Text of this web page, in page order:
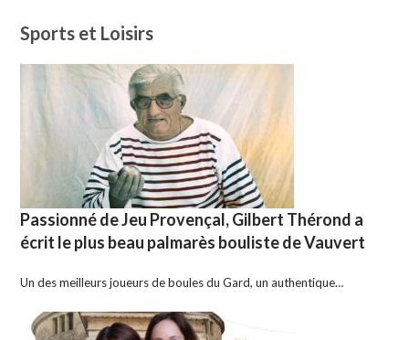
Sports et Loisirs
Passionné de Jeu Provençal, Gilbert Thérond a
écrit le plus beau palmarès bouliste de Vauvert
Un des meilleurs joueurs de boules du Gard, un authentique…